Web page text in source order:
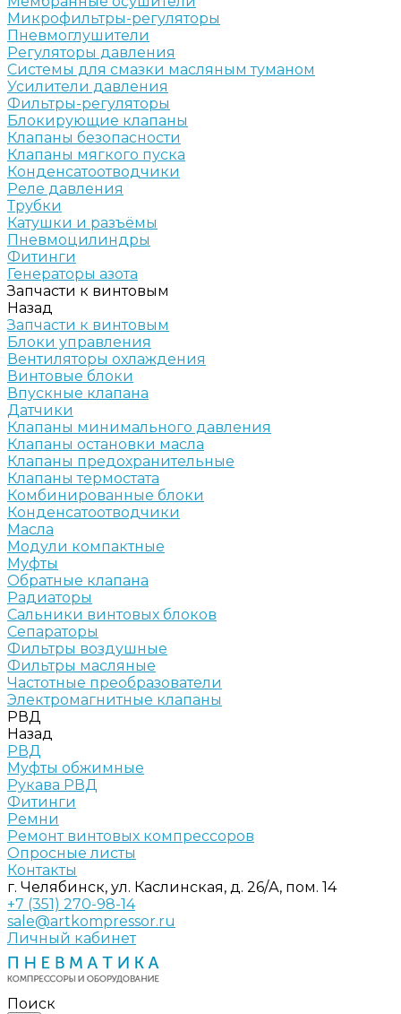
Микрофильтры-регуляторы
Пневмоглушители
Регуляторы давления
Системы для смазки масляным туманом
Усилители давления
Фильтры-регуляторы
Блокирующие клапаны
Клапаны безопасности
Клапаны мягкого пуска
Конденсатоотводчики
Реле давления
Трубки
Катушки и разъёмы
Пневмоцилиндры
Фитинги
Генераторы азота
Запчасти к винтовым
Назад
Запчасти к винтовым
Блоки управления
Вентиляторы охлаждения
Винтовые блоки
Впускные клапана
Датчики
Клапаны минимального давления
Клапаны остановки масла
Клапаны предохранительные
Клапаны термостата
Комбинированные блоки
Конденсатоотводчики
Масла
Модули компактные
Муфты
Обратные клапана
Радиаторы
Сальники винтовых блоков
Сепараторы
Фильтры воздушные
Фильтры масляные
Частотные преобразователи
Электромагнитные клапаны
РВД
Назад
РВД
Муфты обжимные
Рукава РВД
Фитинги
Ремни
Ремонт винтовых компрессоров
Опросные листы
Контакты
г. Челябинск, ул. Каслинская, д. 26/А, пом. 14
+7 (351) 270-98-14
sale@artkompressor.ru
Личный кабинет
Поиск